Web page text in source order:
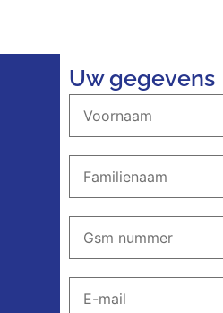
Uw gegevens